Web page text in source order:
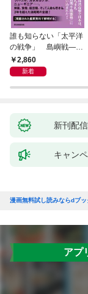
誰も知らない「太平洋
の戦争」 島嶼戦――
マッカーサーとの激闘
の真実
2,860
新着
新刊配
キャン
漫画無料試し読みならdブッ
アプ